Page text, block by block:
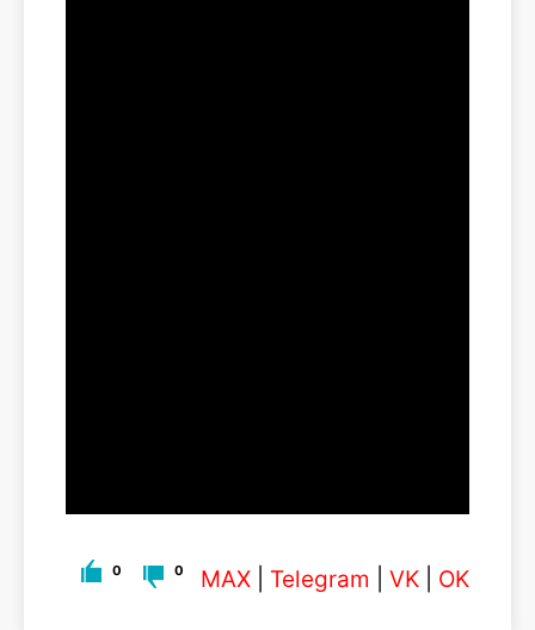
0 0 MAX Telegram VK OK